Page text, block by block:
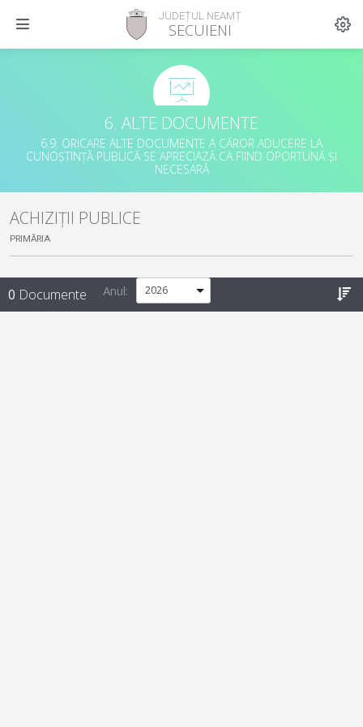
JUDEȚUL NEAMȚ
SECUIENI
6. ALTE DOCUMENTE
6.9. ORICARE ALTE DOCUMENTE A CĂROR ADUCERE LA
CUNOȘTINȚĂ PUBLICĂ SE APRECIAZĂ CA FIIND OPORTUNĂ ȘI
NECESARĂ
ACHIZIȚII PUBLICE
PRIMĂRIA
0 Documente Anul: